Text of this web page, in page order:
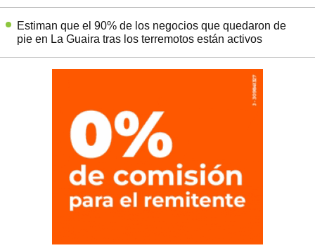
Estiman que el 90% de los negocios que quedaron de
pie en La Guaira tras los terremotos están activos